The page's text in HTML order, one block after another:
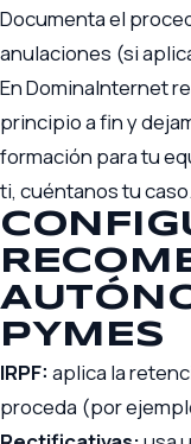
Documenta el
anulaciones (si
En DominaInternet
principio a fin y
formación para tu
ti, cuéntanos tu caso.
PYMES
IRPF: aplica la
proceda (por